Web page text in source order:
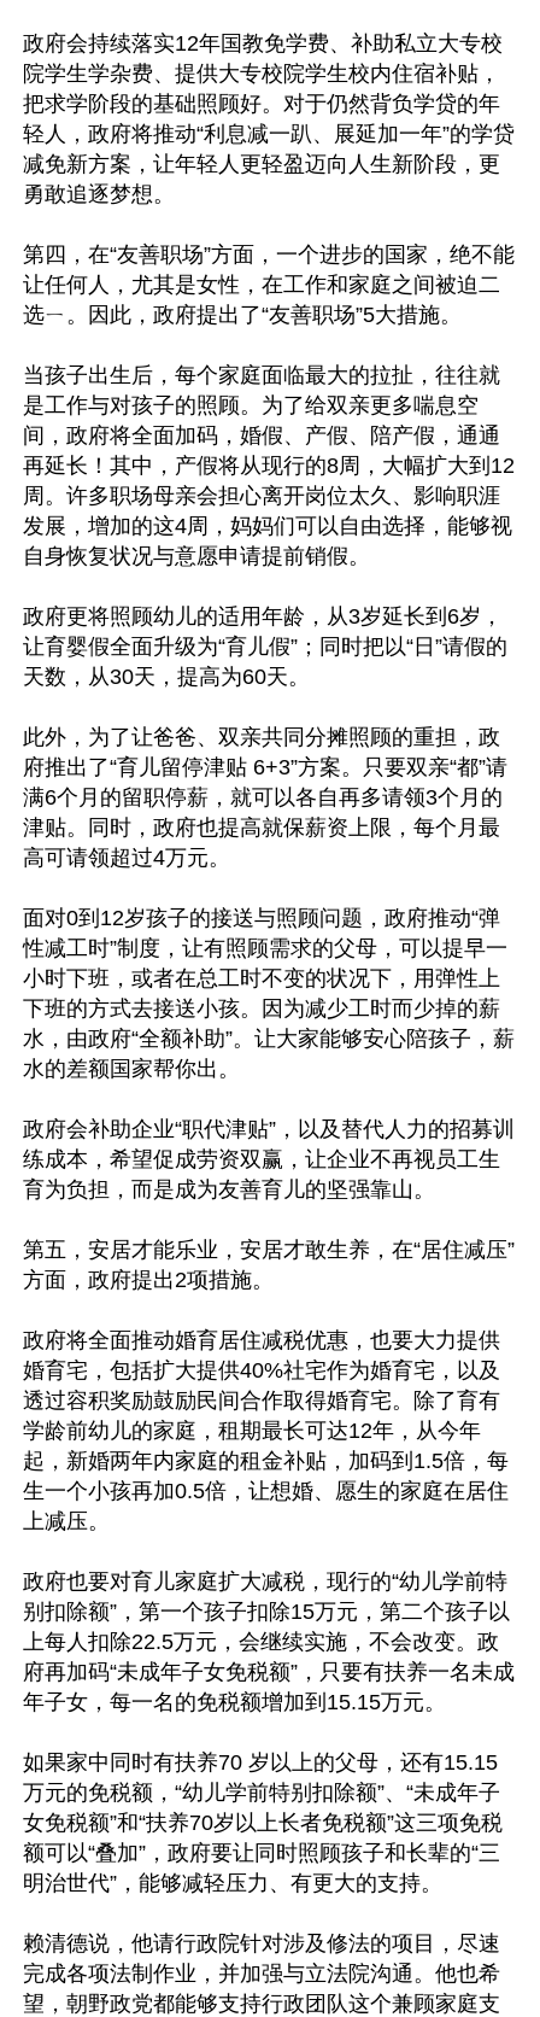
政府会持续落实12年国教免学费、补助私立大专校
院学生学杂费、提供大专校院学生校内住宿补贴，
把求学阶段的基础照顾好。对于仍然背负学贷的年
轻人，政府将推动“利息减一趴、展延加一年”的学贷
减免新方案，让年轻人更轻盈迈向人生新阶段，更
勇敢追逐梦想。
第四，在“友善职场”方面，一个进步的国家，绝不能
让任何人，尤其是女性，在工作和家庭之间被迫二
选ㄧ。因此，政府提出了“友善职场”5大措施。
当孩子出生后，每个家庭面临最大的拉扯，往往就
是工作与对孩子的照顾。为了给双亲更多喘息空
间，政府将全面加码，婚假、产假、陪产假，通通
再延长！其中，产假将从现行的8周，大幅扩大到12
周。许多职场母亲会担心离开岗位太久、影响职涯
发展，增加的这4周，妈妈们可以自由选择，能够视
自身恢复状况与意愿申请提前销假。
政府更将照顾幼儿的适用年龄，从3岁延长到6岁，
让育婴假全面升级为“育儿假”；同时把以“日”请假的
天数，从30天，提高为60天。
此外，为了让爸爸、双亲共同分摊照顾的重担，政
府推出了“育儿留停津贴 6+3”方案。只要双亲“都”请
满6个月的留职停薪，就可以各自再多请领3个月的
津贴。同时，政府也提高就保薪资上限，每个月最
高可请领超过4万元。
面对0到12岁孩子的接送与照顾问题，政府推动“弹
性减工时”制度，让有照顾需求的父母，可以提早一
小时下班，或者在总工时不变的状况下，用弹性上
下班的方式去接送小孩。因为减少工时而少掉的薪
水，由政府“全额补助”。让大家能够安心陪孩子，薪
水的差额国家帮你出。
政府会补助企业“职代津贴”，以及替代人力的招募训
练成本，希望促成劳资双赢，让企业不再视员工生
育为负担，而是成为友善育儿的坚强靠山。
第五，安居才能乐业，安居才敢生养，在“居住减压”
方面，政府提出2项措施。
政府将全面推动婚育居住减税优惠，也要大力提供
婚育宅，包括扩大提供40%社宅作为婚育宅，以及
透过容积奖励鼓励民间合作取得婚育宅。除了育有
学龄前幼儿的家庭，租期最长可达12年，从今年
起，新婚两年内家庭的租金补贴，加码到1.5倍，每
生一个小孩再加0.5倍，让想婚、愿生的家庭在居住
上减压。
政府也要对育儿家庭扩大减税，现行的“幼儿学前特
别扣除额”，第一个孩子扣除15万元，第二个孩子以
上每人扣除22.5万元，会继续实施，不会改变。政
府再加码“未成年子女免税额”，只要有扶养一名未成
年子女，每一名的免税额增加到15.15万元。
如果家中同时有扶养70 岁以上的父母，还有15.15
万元的免税额，“幼儿学前特别扣除额”、“未成年子
女免税额”和“扶养70岁以上长者免税额”这三项免税
额可以“叠加”，政府要让同时照顾孩子和长辈的“三
明治世代”，能够减轻压力、有更大的支持。
赖清德说，他请行政院针对涉及修法的项目，尽速
完成各项法制作业，并加强与立法院沟通。他也希
望，朝野政党都能够支持行政团队这个兼顾家庭支